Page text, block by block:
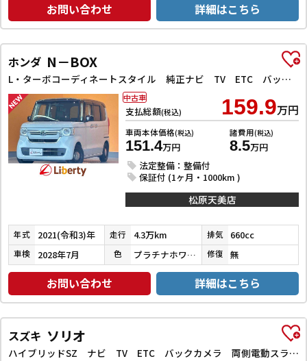
お問い合わせ 詳細はこちら
ホンダ N－BOX
L・ターボコーディネートスタイル 純正ナビ TV ETC バックカメラ 両側電動スライドドア クリアランスソナー オートクルーズコントロール レーンアシスト 衝突被害軽減システム オートライト スマートキー アイドリングストップ
支払総額(税込) 159.9万円
車両本体価格(税込)
151.4万円
諸費用(税込)
8.5万円
法定整備：整備付
保証付 (1ヶ月・1000km )
中古車
松原天美店
年式 2021(令和3)年 走行 4.3万km 排気 660cc
車検 2028年7月 色 プラチナホワイトパール 修復 無
お問い合わせ 詳細はこちら
スズキ ソリオ
ハイブリッドSZ ナビ TV ETC バックカメラ 両側電動スライドドア クリアランスソナー オートクルーズコントロール レーンアシスト 衝突被害軽減システム アルミホイール オートライト